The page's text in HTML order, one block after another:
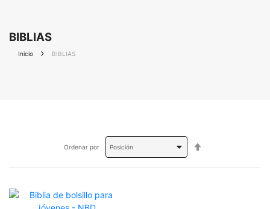
BIBLIAS
Inicio BIBLIAS
Ordenar por
OFERTA